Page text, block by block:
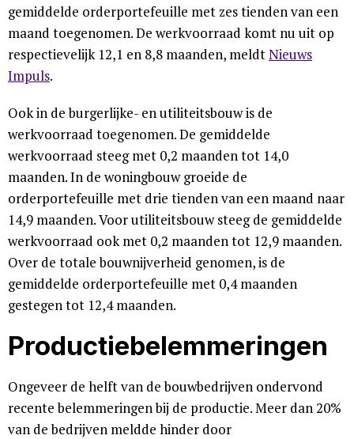
gemiddelde orderportefeuille met zes tienden van een
maand toegenomen. De werkvoorraad komt nu uit op
respectievelijk 12,1 en 8,8 maanden, meldtNieuws
Impuls.
Ook in de burgerlijke- en utiliteitsbouw is de
werkvoorraad toegenomen. De gemiddelde
werkvoorraad steeg met 0,2 maanden tot 14,0
maanden. In de woningbouw groeide de
orderportefeuille met drie tienden van een maand naar
14,9 maanden. Voor utiliteitsbouw steeg de gemiddelde
werkvoorraad ook met 0,2 maanden tot 12,9 maanden.
Over de totale bouwnijverheid genomen, is de
gemiddelde orderportefeuille met 0,4 maanden
gestegen tot 12,4 maanden.
Productiebelemmeringen
Ongeveer de helft van de bouwbedrijven ondervond
recente belemmeringen bij de productie. Meer dan 20%
van de bedrijven meldde hinder door